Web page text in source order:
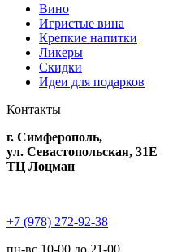
Вино
Игристые вина
Крепкие напитки
Ликеры
Скидки
Идеи для подарков
Контакты
г. Симферополь,
ул. Севастопольская, 31Е
ТЦ Лоцман
+7 (978) 272-92-38
пн-вс 10-00 до 21-00